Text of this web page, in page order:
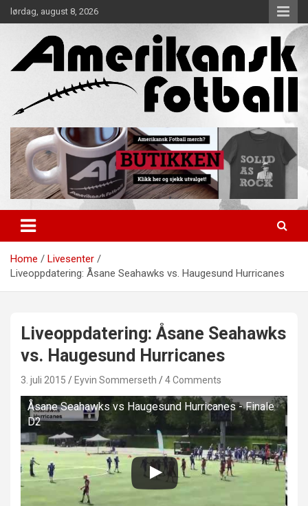
Skip
to
lørdag, august 8, 2026
Amerikansk Fotball
Home
Livesenter
Liveoppdatering: Åsane Seahawks vs. Haugesund Hurricanes
Liveoppdatering: Åsane Seahawks
vs. Haugesund Hurricanes
3. juli 2015 Eyvin Sommerseth 4 Comments
Åsane Seahawks vs Haugesund Hurricanes - Finale
D2